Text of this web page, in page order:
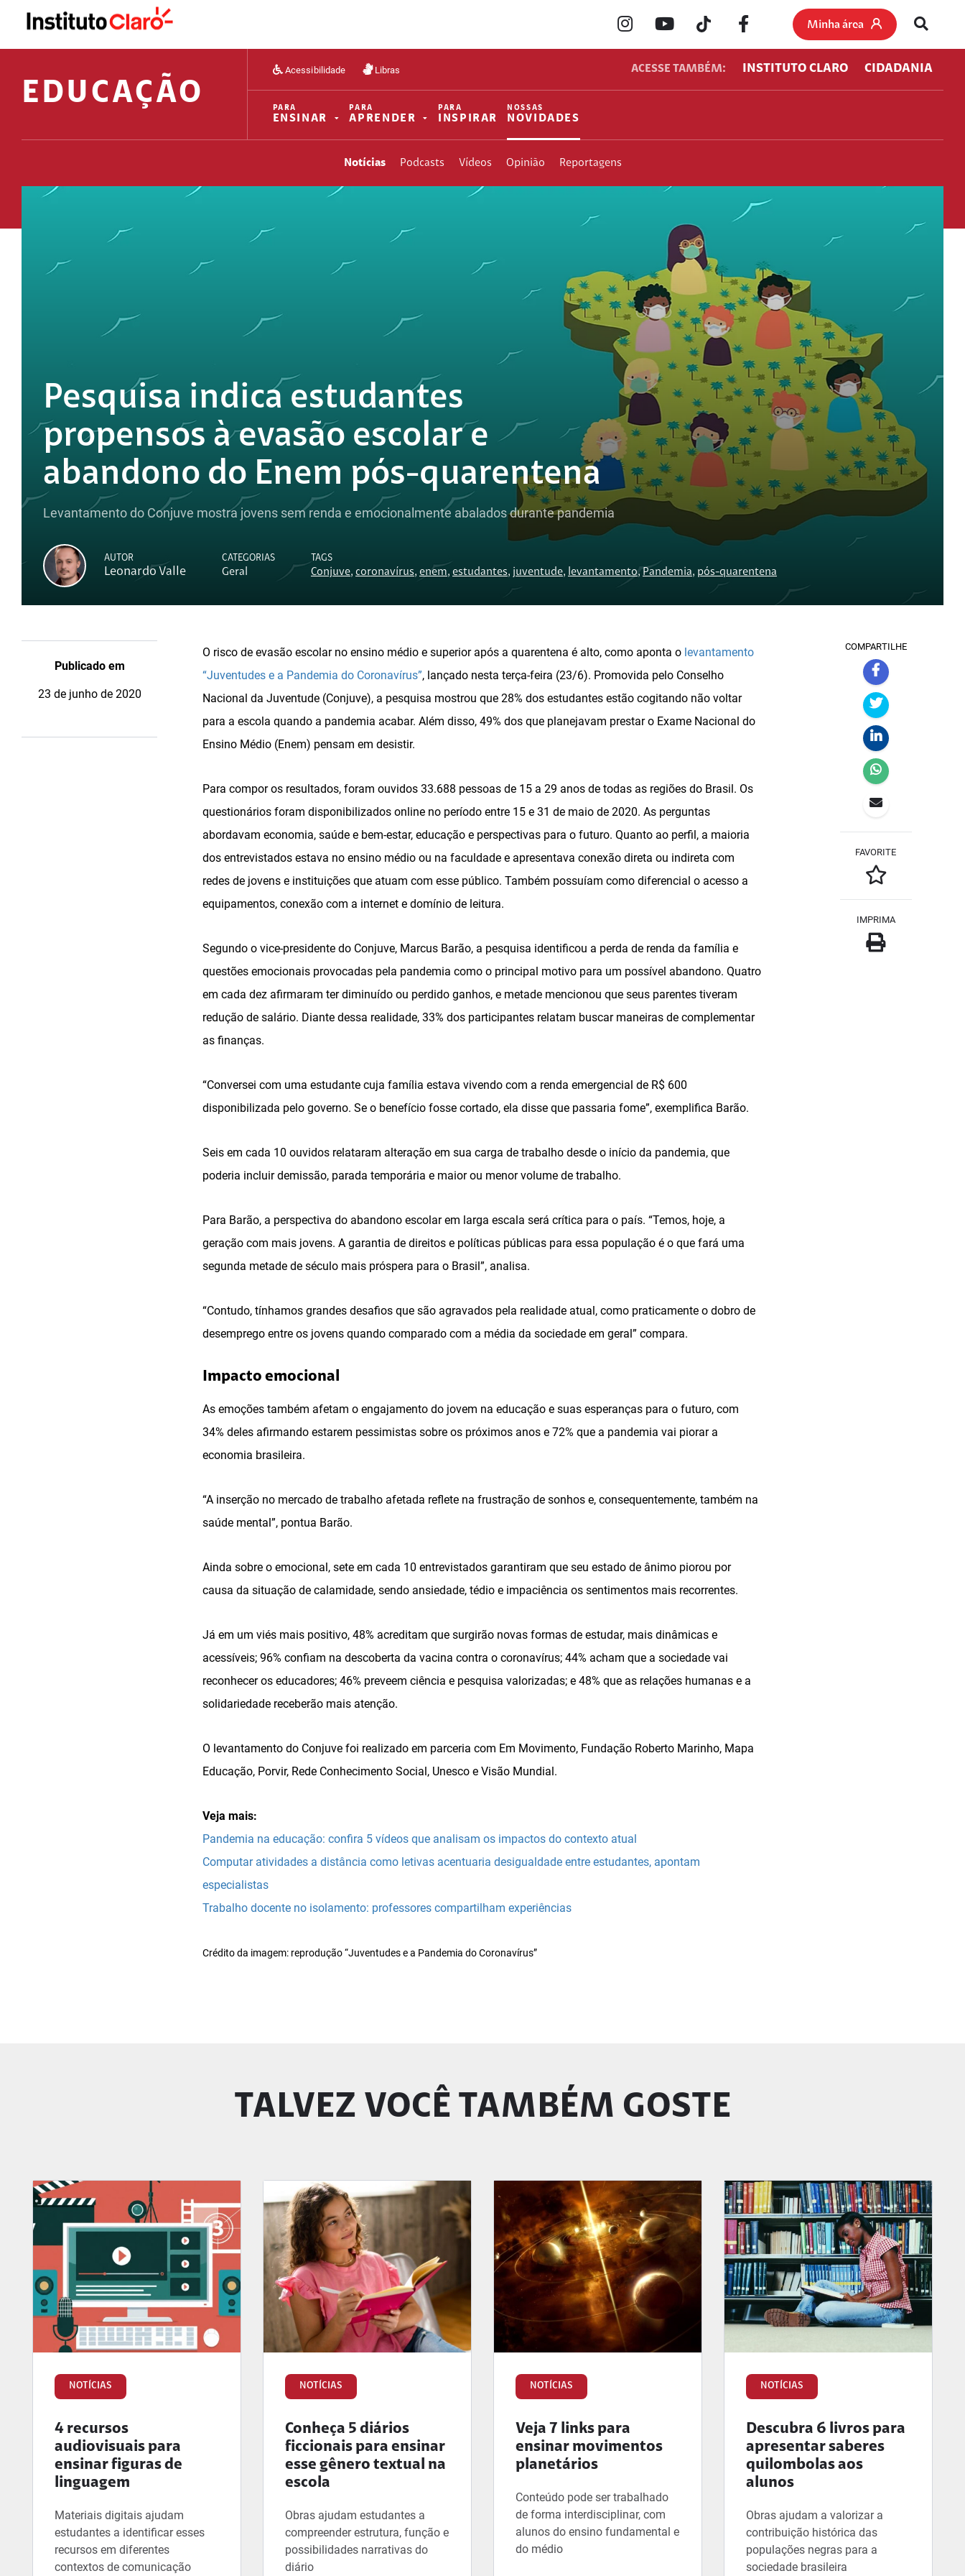
Minha área
EDUCAÇÃO
Acessibilidade Libras ACESSE TAMBÉM: INSTITUTO CLARO CIDADANIA
PARA
ENSINAR
PARA
APRENDER
PARA
INSPIRAR
NOSSAS
NOVIDADES
Notícias Podcasts Vídeos Opinião Reportagens
Pesquisa indica estudantes
propensos à evasão escolar e
abandono do Enem pós-quarentena
Levantamento do Conjuve mostra jovens sem renda e emocionalmente abalados durante pandemia
AUTOR
Leonardo Valle
CATEGORIAS
Geral
TAGS
Conjuve, coronavírus, enem, estudantes, juventude, levantamento,Pandemia, pós-quarentena
Publicado em
23 de junho de 2020
O risco de evasão escolar no ensino médio e superior após a quarentena é alto, como aponta o levantamento
“Juventudes e a Pandemia do Coronavírus”, lançado nesta terça-feira (23/6). Promovida pelo Conselho
Nacional da Juventude (Conjuve), a pesquisa mostrou que 28% dos estudantes estão cogitando não voltar
para a escola quando a pandemia acabar. Além disso, 49% dos que planejavam prestar o Exame Nacional do
Ensino Médio (Enem) pensam em desistir.
Para compor os resultados, foram ouvidos 33.688 pessoas de 15 a 29 anos de todas as regiões do Brasil. Os
questionários foram disponibilizados online no período entre 15 e 31 de maio de 2020. As perguntas
abordavam economia, saúde e bem-estar, educação e perspectivas para o futuro. Quanto ao perfil, a maioria
dos entrevistados estava no ensino médio ou na faculdade e apresentava conexão direta ou indireta com
redes de jovens e instituições que atuam com esse público. Também possuíam como diferencial o acesso a
equipamentos, conexão com a internet e domínio de leitura.
Segundo o vice-presidente do Conjuve, Marcus Barão, a pesquisa identificou a perda de renda da família e
questões emocionais provocadas pela pandemia como o principal motivo para um possível abandono. Quatro
em cada dez afirmaram ter diminuído ou perdido ganhos, e metade mencionou que seus parentes tiveram
redução de salário. Diante dessa realidade, 33% dos participantes relatam buscar maneiras de complementar
as finanças.
“Conversei com uma estudante cuja família estava vivendo com a renda emergencial de R$ 600
disponibilizada pelo governo. Se o benefício fosse cortado, ela disse que passaria fome”, exemplifica Barão.
Seis em cada 10 ouvidos relataram alteração em sua carga de trabalho desde o início da pandemia, que
poderia incluir demissão, parada temporária e maior ou menor volume de trabalho.
Para Barão, a perspectiva do abandono escolar em larga escala será crítica para o país. “Temos, hoje, a
geração com mais jovens. A garantia de direitos e políticas públicas para essa população é o que fará uma
segunda metade de século mais próspera para o Brasil”, analisa.
“Contudo, tínhamos grandes desafios que são agravados pela realidade atual, como praticamente o dobro de
desemprego entre os jovens quando comparado com a média da sociedade em geral” compara.
Impacto emocional
As emoções também afetam o engajamento do jovem na educação e suas esperanças para o futuro, com
34% deles afirmando estarem pessimistas sobre os próximos anos e 72% que a pandemia vai piorar a
economia brasileira.
“A inserção no mercado de trabalho afetada reflete na frustração de sonhos e, consequentemente, também na
saúde mental”, pontua Barão.
Ainda sobre o emocional, sete em cada 10 entrevistados garantiram que seu estado de ânimo piorou por
causa da situação de calamidade, sendo ansiedade, tédio e impaciência os sentimentos mais recorrentes.
Já em um viés mais positivo, 48% acreditam que surgirão novas formas de estudar, mais dinâmicas e
acessíveis; 96% confiam na descoberta da vacina contra o coronavírus; 44% acham que a sociedade vai
reconhecer os educadores; 46% preveem ciência e pesquisa valorizadas; e 48% que as relações humanas e a
solidariedade receberão mais atenção.
O levantamento do Conjuve foi realizado em parceria com Em Movimento, Fundação Roberto Marinho, Mapa
Educação, Porvir, Rede Conhecimento Social, Unesco e Visão Mundial.
Veja mais:
Pandemia na educação: confira 5 vídeos que analisam os impactos do contexto atual
Computar atividades a distância como letivas acentuaria desigualdade entre estudantes, apontam
especialistas
Trabalho docente no isolamento: professores compartilham experiências
Crédito da imagem: reprodução “Juventudes e a Pandemia do Coronavírus”
COMPARTILHE
FAVORITE
IMPRIMA
TALVEZ VOCÊ TAMBÉM GOSTE
NOTÍCIAS
4 recursos
audiovisuais para
ensinar figuras de
linguagem
Materiais digitais ajudam
estudantes a identificar esses
recursos em diferentes
contextos de comunicação
NOTÍCIAS
Conheça 5 diários
ficcionais para ensinar
esse gênero textual na
escola
Obras ajudam estudantes a
compreender estrutura, função e
possibilidades narrativas do
diário
NOTÍCIAS
Veja 7 links para
ensinar movimentos
planetários
Conteúdo pode ser trabalhado
de forma interdisciplinar, com
alunos do ensino fundamental e
do médio
NOTÍCIAS
Descubra 6 livros para
apresentar saberes
quilombolas aos
alunos
Obras ajudam a valorizar a
contribuição histórica das
populações negras para a
sociedade brasileira